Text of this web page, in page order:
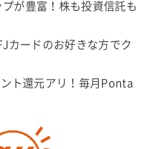
が豊富！株も投資信託も
カードのお好きな方でク
ト還元アリ！毎月Ponta